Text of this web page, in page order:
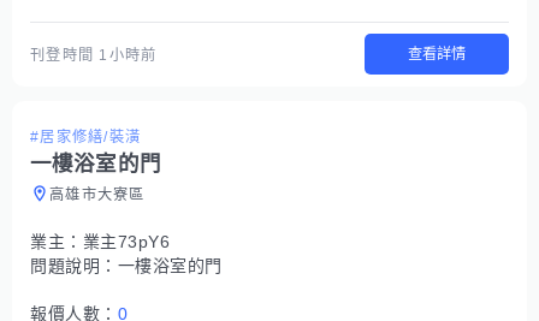
刊登時間 1小時前 查看詳情
#居家修繕/裝潢
一樓浴室的門
高雄市大寮區
業主： 業主73pY6
問題說明： 一樓浴室的門
報價人數： 0